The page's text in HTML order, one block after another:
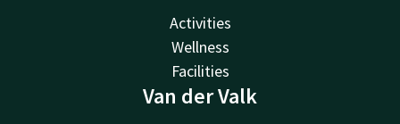
Activities
Wellness
Facilities
Van der Valk